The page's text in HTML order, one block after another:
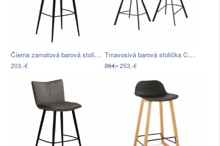
Čierna zamatová barová stolička DAN…
203,-€
Tmavosivá barová stolička Canett…
264,-253,-€